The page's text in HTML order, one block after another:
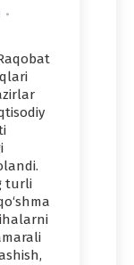
turli